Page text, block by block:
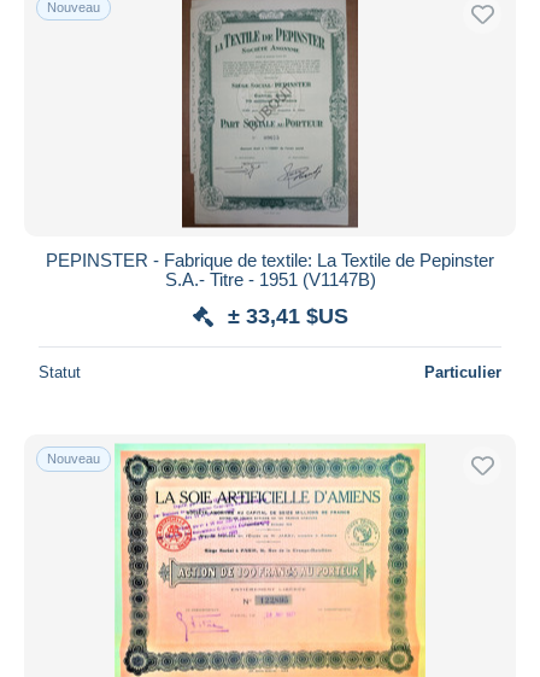
Uniquement en réduction
Livraison gratuite
Méthodes de paiement
Virement bancaire
Mastercard
Bancontact
iDeal
Maestro
Monde entier
Appliquer
Nouveau
PEPINSTER - Fabrique de textile: La Textile de Pepinster
S.A.- Titre - 1951 (V1147B)
± 33,41 $US
Statut Particulier
Nouveau